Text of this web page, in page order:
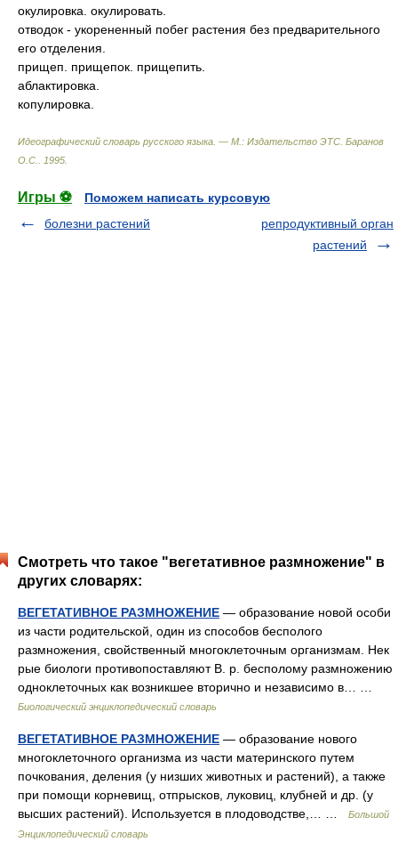
окулировка. окулировать.
отводок - укорененный побег растения без предварительного
его отделения.
прищеп. прищепок. прищепить.
аблактировка.
копулировка.
Идеографический словарь русского языка. — М.: Издательство ЭТС Баранов
О.С.
1995
Игры ⚽
Поможем написать курсовую
болезни растений
репродуктивный орган
растений
Смотреть что такое "вегетативное размножение" в
других словарях:
ВЕГЕТАТИВНОЕ РАЗМНОЖЕНИЕ — образование новой особи
из части родительской, один из способов бесполого
размножения, свойственный многоклеточным организмам. Нек
рые биологи противопоставляют В. р. бесполому размножению
одноклеточных как возникшее вторично и независимо в… …
Биологический энциклопедический словарь
ВЕГЕТАТИВНОЕ РАЗМНОЖЕНИЕ — образование нового
многоклеточного организма из части материнского путем
почкования, деления (у низших животных и растений), а также
при помощи корневищ, отпрысков, луковиц, клубней и др. (у
высших растений). Используется в плодоводстве,… …
Большой
Энциклопедический словарь